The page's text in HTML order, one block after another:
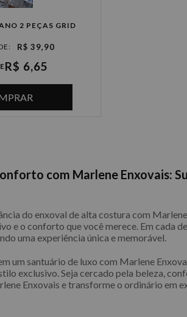
2 PEÇAS GRID
R$ 39,90
R$ 6,65
com Marlene Enxovais:
do enxoval de alta costura com
e o conforto que você merece. Em cada
uma experiência única e memorável.
um santuário de luxo com Marlene
exclusivo. Seja cercado pela beleza,
Enxovais e transforme o ordinário em